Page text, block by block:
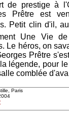
de prestige à
Prêtre est
Petit clin d'il,
Une Vie
Le héros, on
Prêtre
légende, pour
comblée
Paris